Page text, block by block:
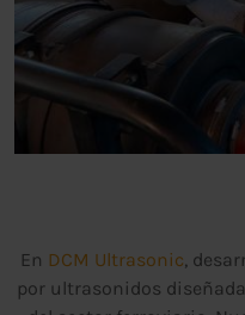
En DCM Ultrasonic,
por ultrasonidos